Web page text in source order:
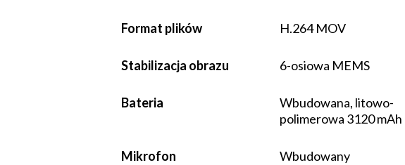
Format plików H.264 MOV
Stabilizacja obrazu 6-osiowa MEMS
Bateria
Wbudowana, litowo-
polimerowa 3120 mAh
Mikrofon Wbudowany